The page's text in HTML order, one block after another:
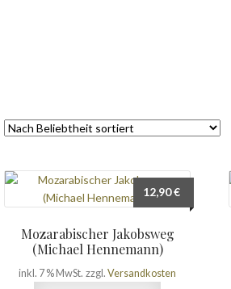
Mozarabischer Jakobsweg
(Michael Hennemann)
12,90€
inkl. 7 % MwSt. zzgl.Versandkosten